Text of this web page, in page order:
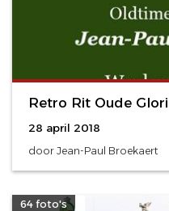
Retro Rit Oude
28 april 2018
door Jean-Paul Broekaert
64 foto's